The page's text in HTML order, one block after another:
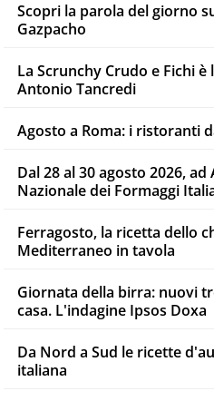
Scopri la parola del giorno
Gazpacho
La Scrunchy Crudo e Fichi
Antonio Tancredi
Agosto a Roma: i ristoranti
Dal 28 al 30 agosto 2026, ad
Nazionale dei Formaggi
Ferragosto, la ricetta dello
Mediterraneo in tavola
Giornata della birra: nuovi
casa. L'indagine Ipsos Doxa
Da Nord a Sud le ricette
italiana